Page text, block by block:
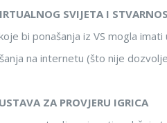
SVIJETA I
bi ponašanja iz VS mogla
na internetu (što nije
ZA PROVJERU IGRICA